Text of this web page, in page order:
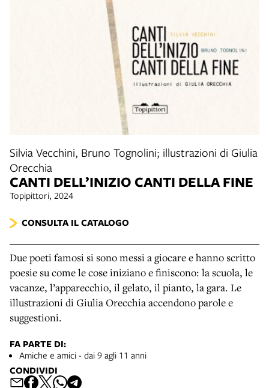
Silvia Vecchini, Bruno Tognolini; illustrazioni di Giulia
Orecchia
CANTI DELL’INIZIO CANTI DELLA FINE
Topipittori, 2024
CONSULTA IL CATALOGO
Due poeti famosi si sono messi a giocare e hanno scritto
poesie su come le cose iniziano e finiscono: la scuola, le
vacanze, l’apparecchio, il gelato, il pianto, la gara. Le
illustrazioni di Giulia Orecchia accendono parole e
suggestioni.
FA PARTE DI:
Amiche e amici - dai 9 agli 11 anni
CONDIVIDI